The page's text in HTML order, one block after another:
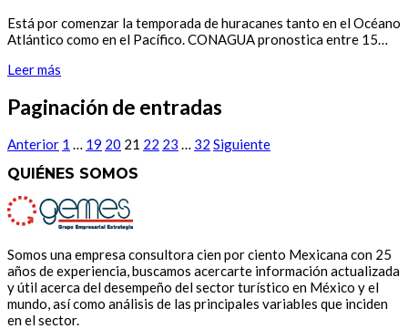
Está por comenzar la temporada de huracanes tanto en el Océano
Atlántico como en el Pacífico. CONAGUA pronostica entre 15…
Leer más
Paginación de entradas
Anterior 1 … 19 20 21 22 23 … 32 Siguiente
QUIÉNES SOMOS
Somos una empresa consultora cien por ciento Mexicana con 25
años de experiencia, buscamos acercarte información actualizada
y útil acerca del desempeño del sector turístico en México y el
mundo, así como análisis de las principales variables que inciden
en el sector.